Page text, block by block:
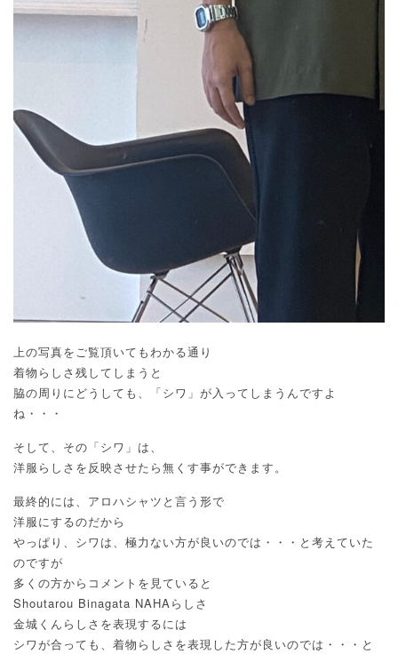
上の写真をご覧頂いてもわかる通り
着物らしさ残してしまうと
脇の周りにどうしても、「シワ」が入ってしまうんですよ
ね・・・
そして、その「シワ」は、
洋服らしさを反映させたら無くす事ができます。
最終的には、アロハシャツと言う形で
洋服にするのだから
やっぱり、シワは、極力ない方が良いのでは・・・と考えていた
のですが
多くの方からコメントを見ていると
Shoutarou Binagata NAHAらしさ
金城くんらしさを表現するには
シワが合っても、着物らしさを表現した方が良いのでは・・・と